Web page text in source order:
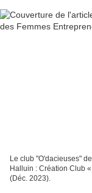
Le club "O'dacieuses"
Halluin : Création Club
(Déc. 2023).